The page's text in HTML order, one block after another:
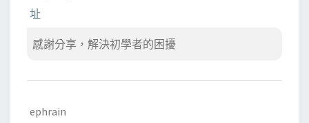
址
感謝分享，解決初學者的困擾
ephrain